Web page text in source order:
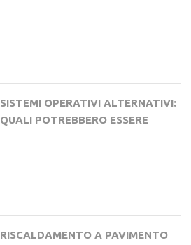
SISTEMI OPERATIVI ALTERNATIVI:
QUALI POTREBBERO ESSERE
RISCALDAMENTO A PAVIMENTO